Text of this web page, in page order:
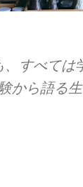
、​すべては​
から​語る​